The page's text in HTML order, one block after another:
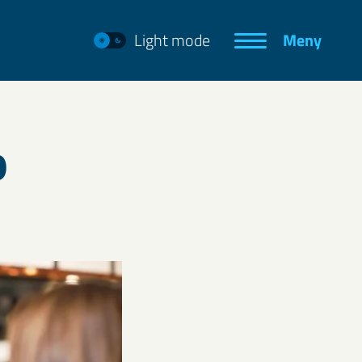
Light mode Meny